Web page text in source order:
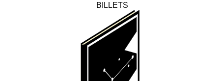
BILLETS